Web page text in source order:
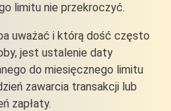
limitu nie przekroczyć.
uważać i którą dość często
jest ustalenie daty
do miesięcznego limitu
zawarcia transakcji lub
zapłaty.